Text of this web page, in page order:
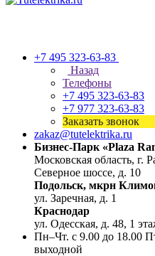
+7 495 323-63-83
Назад
Телефоны
+7 495 323-63-83
+7 977 323-63-83
Заказать звонок
zakaz@tutelektrika.ru
Бизнес-Парк «Plaza
Московская область, г.
Северное шоссе, д. 10
Подольск, мкрн
ул. Заречная, д. 1
Краснодар
ул. Одесская, д. 48, 1
Пн–Чт. с 9.00 до 18.00
выходной